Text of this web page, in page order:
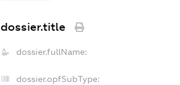
dossier.title
dossier.fullName:
dossier.opfSubType: